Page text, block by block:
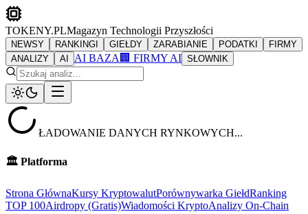
TOKENY.PLMagazyn Technologii Przyszłości
NEWSY RANKINGI GIEŁDY ZARABIANIE PODATKI
FIRMY
ANALIZY
AI AI BAZA 🏢 FIRMY AI SŁOWNIK
ŁADOWANIE DANYCH RYNKOWYCH...
🏛️ Platforma
Strona GłównaKursy KryptowalutPorównywarka GiełdRanking
TOP 100Airdropy (Gratis)Wiadomości KryptoAnalizy On-Chain